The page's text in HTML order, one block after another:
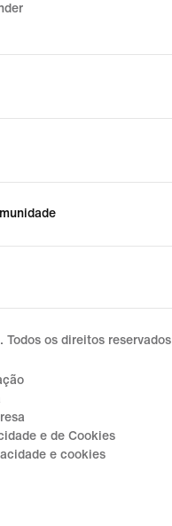
Todos os direitos reservados
e de Cookies
e cookies